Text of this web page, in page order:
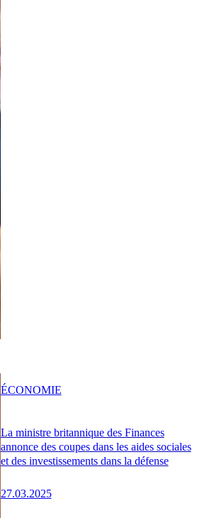
La ministre britannique des Finances
annonce des coupes dans les aides sociales
et des investissements dans la défense
27.03.2025
ÉCONOMIE